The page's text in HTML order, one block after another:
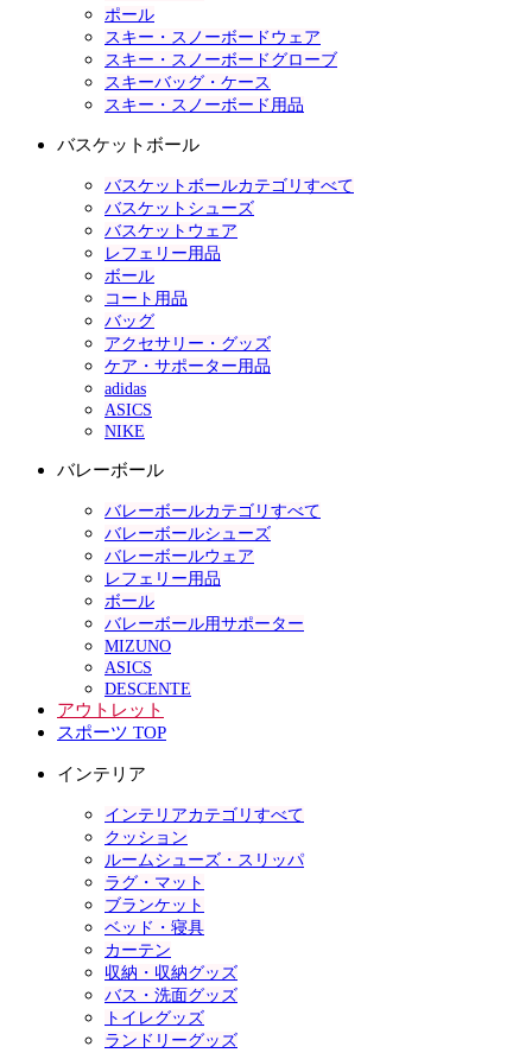
ポール
スキー・スノーボードウェア
スキー・スノーボードグローブ
スキーバッグ・ケース
スキー・スノーボード用品
バスケットボール
バスケットボールカテゴリすべて
バスケットシューズ
バスケットウェア
レフェリー用品
ボール
コート用品
バッグ
アクセサリー・グッズ
ケア・サポーター用品
adidas
ASICS
NIKE
バレーボール
バレーボールカテゴリすべて
バレーボールシューズ
バレーボールウェア
レフェリー用品
ボール
バレーボール用サポーター
MIZUNO
ASICS
DESCENTE
アウトレット
スポーツ TOP
インテリア
インテリアカテゴリすべて
クッション
ルームシューズ・スリッパ
ラグ・マット
ブランケット
ベッド・寝具
カーテン
収納・収納グッズ
バス・洗面グッズ
トイレグッズ
ランドリーグッズ